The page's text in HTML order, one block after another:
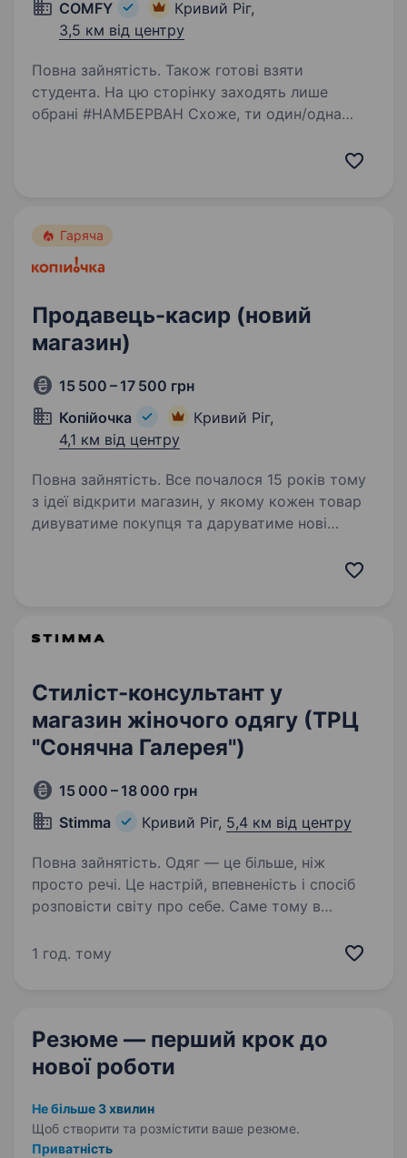
COMFY
Кривий Ріг,
3,5 км від центру
Повна зайнятість. Також готові взяти
студента. На цю сторінку заходять лише
обрані #НАМБЕРВАН Схоже, ти один/одна
Гаряча
Продавець-касир (новий
магазин)
15 500 – 17 500 грн
Копійочка
Кривий Ріг,
4,1 км від центру
Повна зайнятість. Все почалося 15 років тому
з ідеї відкрити магазин, у якому кожен товар
дивуватиме покупця та даруватиме нові
понад 500 магазинів у 16 областях України,
Стиліст-консультант у
магазин жіночого одягу (ТРЦ
"Сонячна Галерея")
15 000 – 18 000 грн
Stimma
Кривий Ріг, 5,4 км від центру
Повна зайнятість. Одяг — це більше, ніж
просто речі. Це настрій, впевненість і спосіб
розповісти світу про себе. Саме тому в
а людину, яка вміє бачити більше, ніж просто
1 год. тому
Резюме — перший крок до
нової роботи
Не більше 3 хвилин
Щоб створити та розмістити ваше резюме.
Приватність